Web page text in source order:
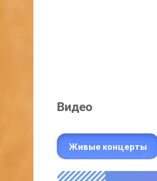
Видео
Живые концерты